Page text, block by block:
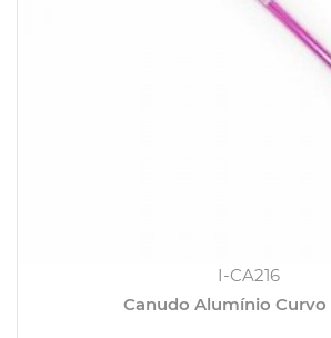
I-CA216
Canudo Alumínio Curvo